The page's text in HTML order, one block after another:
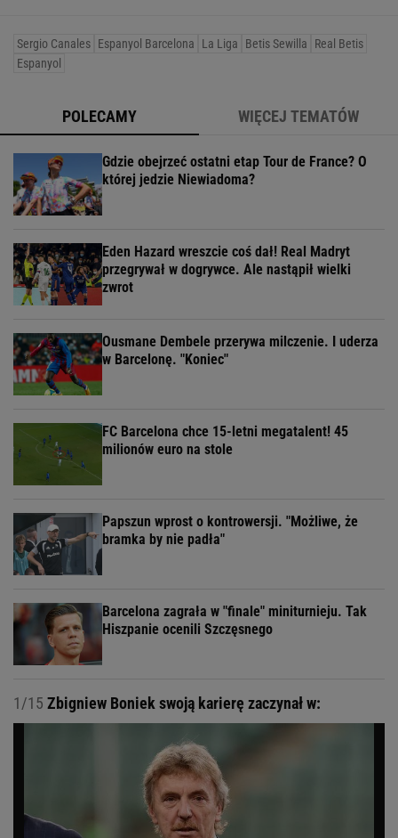
Sergio Canales Espanyol Barcelona La Liga Betis Sewilla
Real Betis
Espanyol
POLECAMY WIĘCEJ TEMATÓW
Gdzie obejrzeć ostatni etap Tour de France? O
której jedzie Niewiadoma?
Eden Hazard wreszcie coś dał! Real Madryt
przegrywał w dogrywce. Ale nastąpił wielki
zwrot
Ousmane Dembele przerywa milczenie. I uderza
w Barcelonę. "Koniec"
FC Barcelona chce 15-letni megatalent! 45
milionów euro na stole
Papszun wprost o kontrowersji. "Możliwe, że
bramka by nie padła"
Barcelona zagrała w "finale" miniturnieju. Tak
Hiszpanie ocenili Szczęsnego
1/15 Zbigniew Boniek swoją karierę zaczynał w: